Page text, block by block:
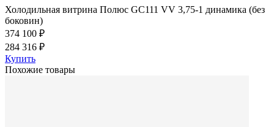
Холодильная витрина Полюс GC111 VV 3,75-1 динамика (без
боковин)
374 100 ₽
284 316 ₽
Купить
Похожие товары